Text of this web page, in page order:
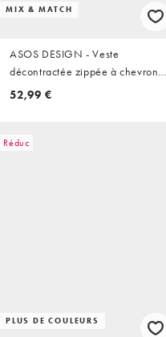
MIX & MATCH
ASOS DESIGN - Veste
décontractée zippée à chevrons
- Bleu marine
52,99 €
Réduc
PLUS DE COULEURS